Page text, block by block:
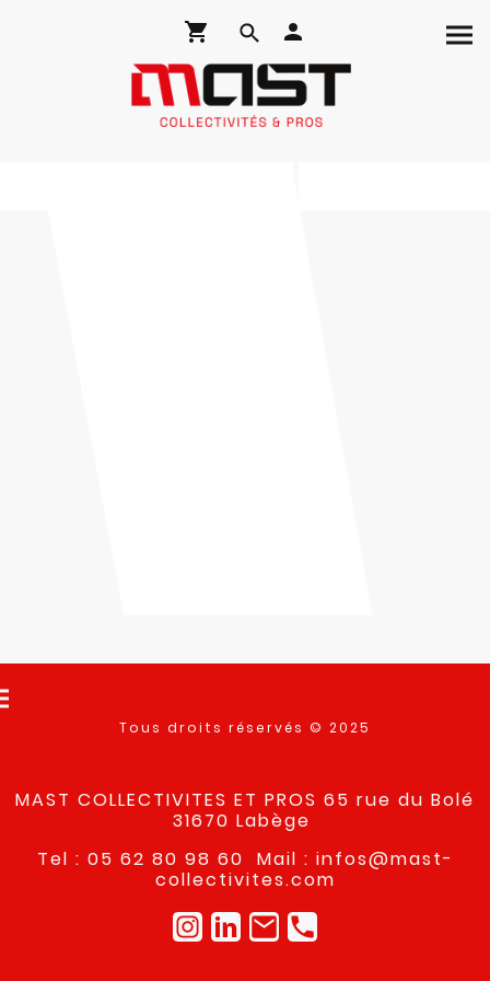
Tous droits réservés © 2025
MAST COLLECTIVITES ET PROS 65 rue du Bolé
31670 Labège
Tel : 05 62 80 98 60 Mail : infos@mast-
collectivites.com